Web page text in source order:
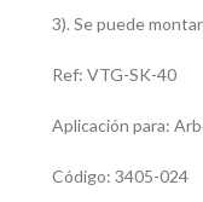
3). Se puede
Ref: VTG-SK-40
Aplicación para:
Código: 3405-024